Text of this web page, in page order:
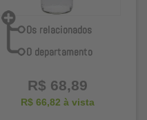
R$ 68,89
R$ 66,82 à vista